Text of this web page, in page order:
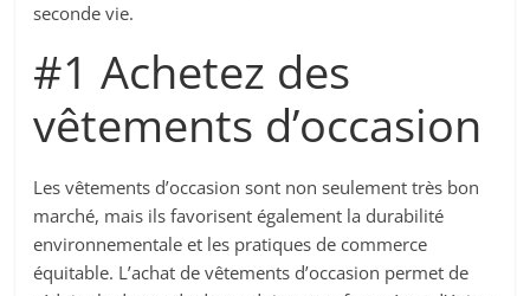
seconde vie.
#1 Achetez des
vêtements d’occasion
Les vêtements d’occasion sont non seulement très bon
marché, mais ils favorisent également la durabilité
environnementale et les pratiques de commerce
équitable. L’achat de vêtements d’occasion permet de